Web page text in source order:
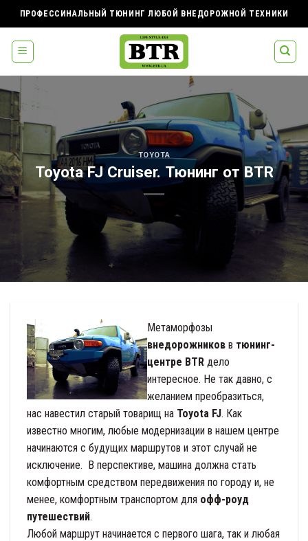
to
content
ПРОФЕССИНАЛЬНЫЙ ТЮНИНГ ЛЮБОЙ ВНЕДОРОЖНОЙ ТЕХНИКИ
TOYOTA
Toyota FJ Cruiser. Тюнинг от BTR
Метаморфозы
внедорожников в тюнинг-
центре BTR дело
интересное. Не так давно, с
желанием преобразиться,
нас навестил старый товарищ на Toyota FJ. Как
известно многим, любые модернизации в нашем центре
начинаются с будущих маршрутов и этот случай не
исключение. В перспективе, машина должна стать
комфортным средством передвижения по городу и, не
менее, комфортным транспортом для офф-роуд
путешествий.
Любой маршрут начинается с первого шага, так и любая